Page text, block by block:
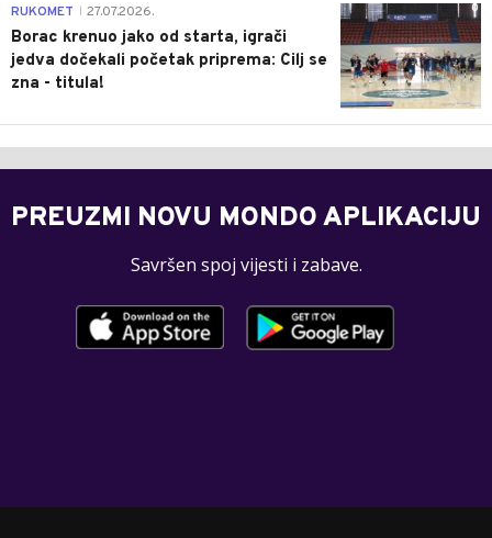
0
RUKOMET 27.07.2026.
Borac krenuo jako od starta, igrači
jedva dočekali početak priprema: Cilj se
zna - titula!
PREUZMI NOVU MONDO APLIKACIJU
Savršen spoj vijesti i zabave.